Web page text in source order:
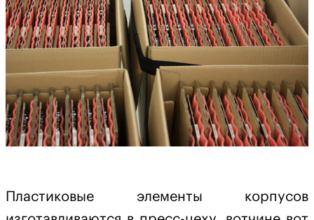
Пластиковые элементы корпусов